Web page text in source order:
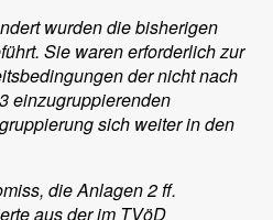
wurden die bisherigen
Sie waren erforderlich zur
der nicht nach
einzugruppierenden
sich weiter in den
die Anlagen 2 ff.
aus der im TVöD